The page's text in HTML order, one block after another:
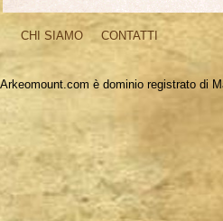
CHI SIAMO CONTATTI
Arkeomount.com è dominio registrato di